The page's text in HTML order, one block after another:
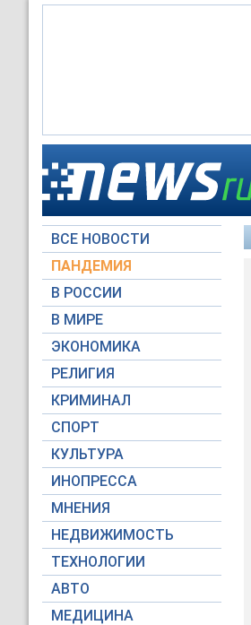
ВСЕ НОВОСТИ
ПАНДЕМИЯ
В РОССИИ
В МИРЕ
ЭКОНОМИКА
РЕЛИГИЯ
КРИМИНАЛ
СПОРТ
КУЛЬТУРА
ИНОПРЕССА
МНЕНИЯ
НЕДВИЖИМОСТЬ
ТЕХНОЛОГИИ
АВТО
МЕДИЦИНА